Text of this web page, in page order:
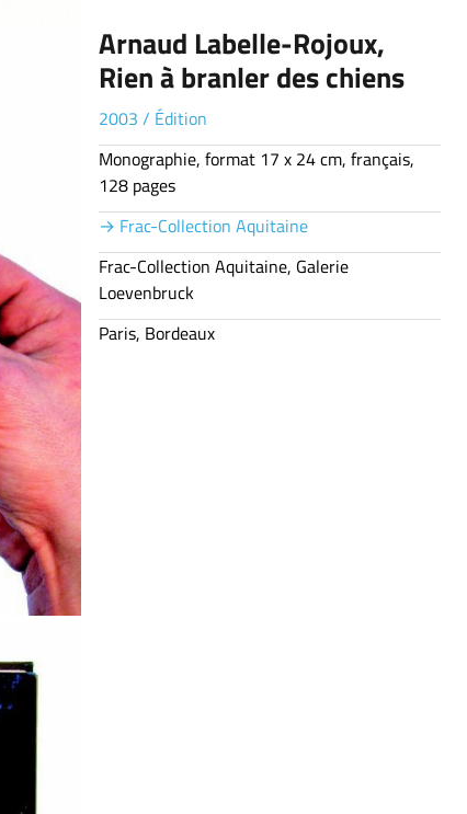
Arnaud Labelle-Rojoux,
Rien à branler des chiens
2003 / Édition
Monographie, format 17 x 24 cm, français,
128 pages
→ Frac-Collection Aquitaine
Frac-Collection Aquitaine, Galerie
Loevenbruck
Paris, Bordeaux